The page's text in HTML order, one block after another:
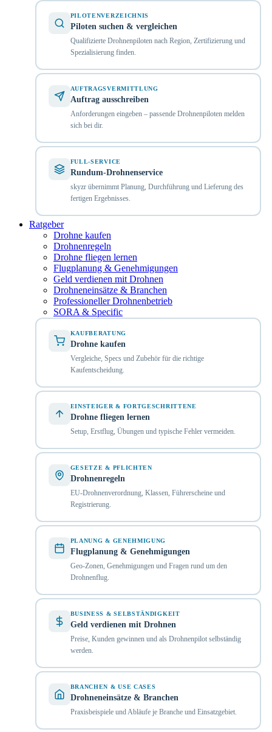
PILOTENVERZEICHNIS
Piloten suchen & vergleichen
Qualifizierte Drohnenpiloten nach Region, Zertifizierung und
Spezialisierung finden.
AUFTRAGSVERMITTLUNG
Auftrag ausschreiben
Anforderungen eingeben – passende Drohnenpiloten melden
sich bei dir.
FULL-SERVICE
Rundum-Drohnenservice
skyzr übernimmt Planung, Durchführung und Lieferung des
fertigen Ergebnisses.
Ratgeber
Drohne kaufen
Drohnenregeln
Drohne fliegen lernen
Flugplanung & Genehmigungen
Geld verdienen mit Drohnen
Drohneneinsätze & Branchen
Professioneller Drohnenbetrieb
SORA & Specific
KAUFBERATUNG
Drohne kaufen
Vergleiche, Specs und Zubehör für die richtige
Kaufentscheidung.
EINSTEIGER & FORTGESCHRITTENE
Drohne fliegen lernen
Setup, Erstflug, Übungen und typische Fehler vermeiden.
GESETZE & PFLICHTEN
Drohnenregeln
EU-Drohnenverordnung, Klassen, Führerscheine und
Registrierung.
PLANUNG & GENEHMIGUNG
Flugplanung & Genehmigungen
Geo-Zonen, Genehmigungen und Fragen rund um den
Drohnenflug.
BUSINESS & SELBSTÄNDIGKEIT
Geld verdienen mit Drohnen
Preise, Kunden gewinnen und als Drohnenpilot selbständig
werden.
BRANCHEN & USE CASES
Drohneneinsätze & Branchen
Praxisbeispiele und Abläufe je Branche und Einsatzgebiet.